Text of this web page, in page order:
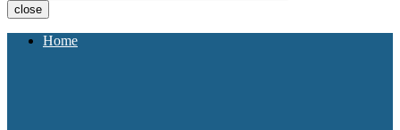
close
Home